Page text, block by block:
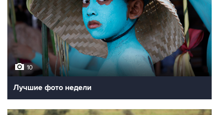
10
Лучшие фото недели